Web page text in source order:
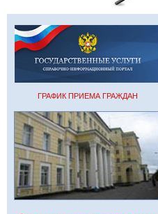
ГРАФИК ПРИЕМА ГРАЖДАН